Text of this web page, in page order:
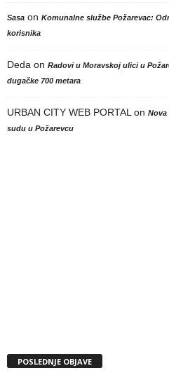
Sasa on Komunalne službe Požarevac:
korisnika
Deda on Radovi u Moravskoj ulici u
dugačke 700 metara
URBAN CITY WEB PORTAL on
sudu u Požarevcu
POSLEDNJE OBJAVE